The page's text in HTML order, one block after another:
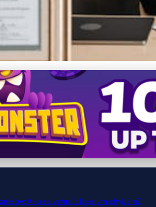
pre
Štefanec
Ako sa vyhnúť bežným chybám?